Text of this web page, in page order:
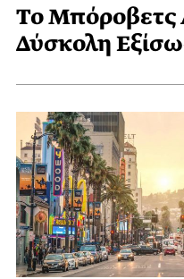
Το Μπόροβετς
Δύσκολη